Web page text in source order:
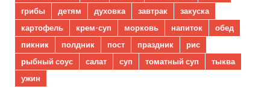
грибы
детям духовка завтрак
закуска
картофель
крем-суп морковь напиток
обед
пикник
полдник пост праздник
рис
рыбный соус
салат суп томатный суп
тыква
ужин